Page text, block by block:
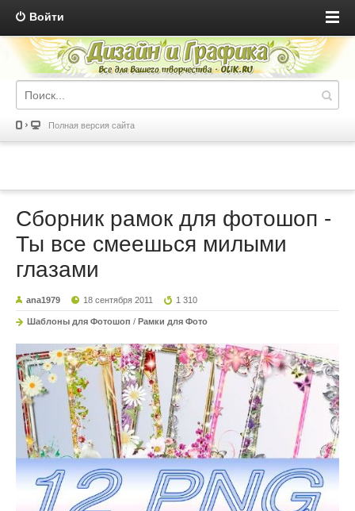
Войти
Полная версия сайта
Сборник рамок для фотошоп -
Ты все смеешься милыми
глазами
ana1979 18 сентября 2011 1 310
Шаблоны для Фотошоп / Рамки для Фото